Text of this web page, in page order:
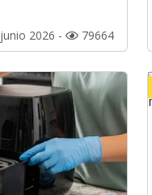
2026 - 79664